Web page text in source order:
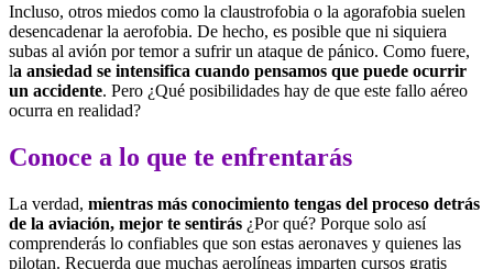
Incluso, otros miedos como la claustrofobia o la agorafobia suelen
desencadenar la aerofobia. De hecho, es posible que ni siquiera
subas al avión por temor a sufrir un ataque de pánico. Como fuere,
la ansiedad se intensifica cuando pensamos que puede ocurrir
un accidente. Pero ¿Qué posibilidades hay de que este fallo aéreo
ocurra en realidad?
Conoce a lo que te enfrentarás
La verdad, mientras más conocimiento tengas del proceso detrás
de la aviación, mejor te sentirás ¿Por qué? Porque solo así
comprenderás lo confiables que son estas aeronaves y quienes las
pilotan. Recuerda que muchas aerolíneas imparten cursos gratis